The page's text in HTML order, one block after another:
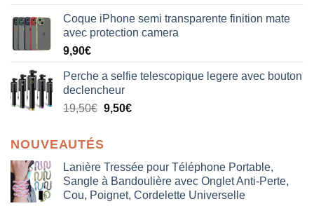
Coque iPhone semi transparente finition mate
avec protection camera
9,90€
Perche a selfie telescopique legere avec bouton
declencheur
19,50€ 9,50€
NOUVEAUTÉS
Lanière Tressée pour Téléphone Portable,
Sangle à Bandoulière avec Onglet Anti-Perte,
Cou, Poignet, Cordelette Universelle